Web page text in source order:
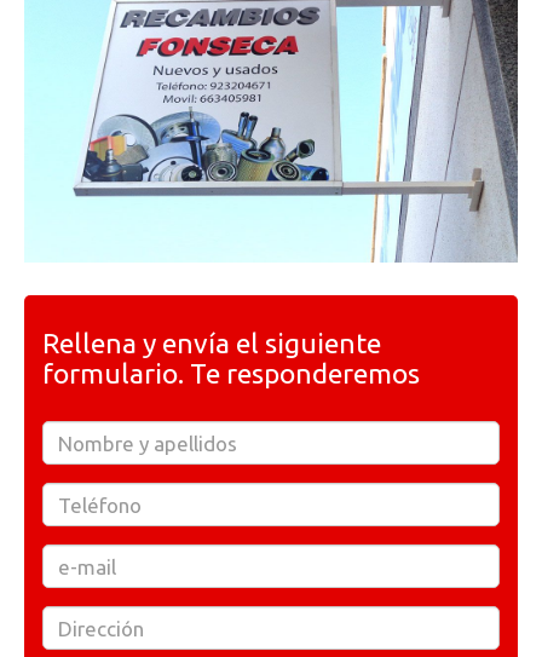
Rellena y envía el siguiente
formulario. Te responderemos